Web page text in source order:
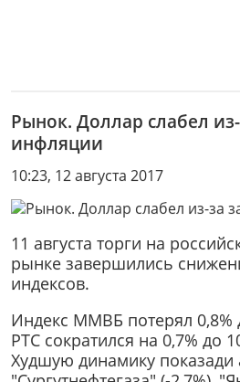
Рынок. Доллар слабел
инфляции
10:23, 12 августа 2017
11 августа торги на
рынке завершились
индексов.
Индекс ММВБ потерял 0,8%
РТС сократился на 0,7% до
Худшую динамику показади